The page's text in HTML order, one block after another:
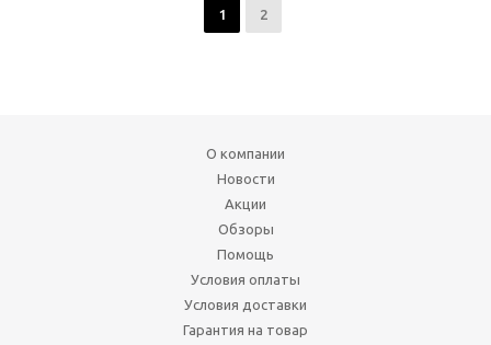
1 2
О компании
Новости
Акции
Обзоры
Помощь
Условия оплаты
Условия доставки
Гарантия на товар